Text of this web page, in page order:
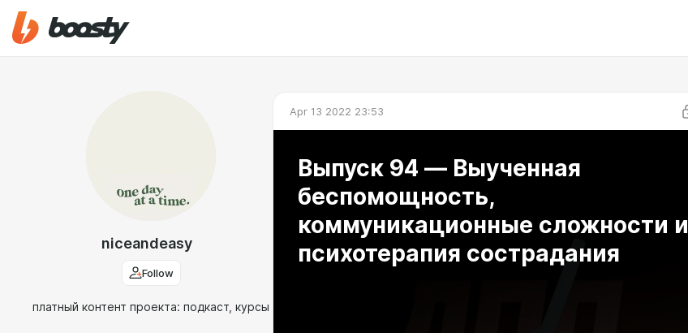
niceandeasy
Follow
платный контент проекта: подкаст, курсы
Apr 13 2022 23:53
Выпуск 94 — Выученная
беспомощность,
коммуникационные сложности и
психотерапия сострадания